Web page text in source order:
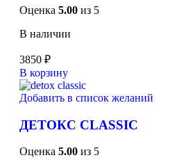
Оценка 5.00 из 5
В наличии
3850 ₽
В корзину
Добавить в список желаний
ДЕТОКС CLASSIC
Оценка 5.00 из 5